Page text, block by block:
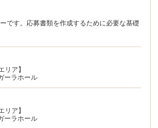
です。応募書類を作成するために必要な基礎
リア】
ーラホール
リア】
ーラホール